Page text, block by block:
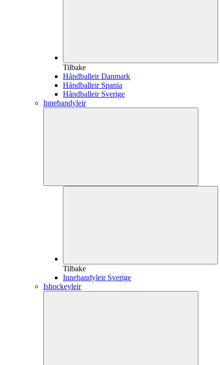
Tilbake
Håndballeir Danmark
Håndballeir Spania
Håndballeir Sverige
Innebandyleir
Tilbake
Innebandyleir Sverige
Ishockeyleir